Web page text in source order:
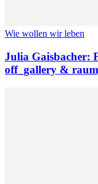
Wie wollen wir leben
Julia Gaisbacher:
off_gallery &